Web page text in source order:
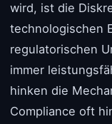
wird, ist die
technologischen
regulatorischen
immer
hinken die
Compliance oft